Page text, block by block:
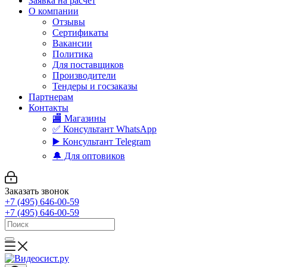
О компании
Отзывы
Сертификаты
Вакансии
Политика
Для поставщиков
Производители
Тендеры и госзаказы
Партнерам
Контакты
🏬 Магазины
✅️ Консультант WhatsApp
▶️ Консультант Telegram
🔔 Для оптовиков
Заказать звонок
+7 (495) 646-00-59
+7 (495) 646-00-59